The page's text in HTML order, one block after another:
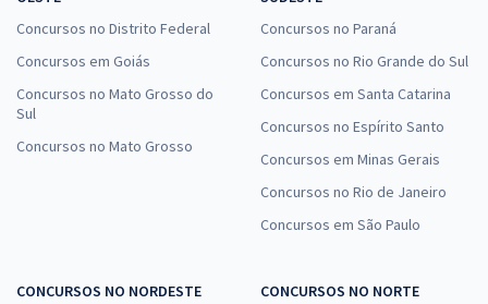
Concursos no Distrito Federal
Concursos em Goiás
Concursos no Mato Grosso do
Sul
Concursos no Mato Grosso
Concursos no Paraná
Concursos no Rio Grande do Sul
Concursos em Santa Catarina
Concursos no Espírito Santo
Concursos em Minas Gerais
Concursos no Rio de Janeiro
Concursos em São Paulo
CONCURSOS NO NORDESTE
CONCURSOS NO NORTE